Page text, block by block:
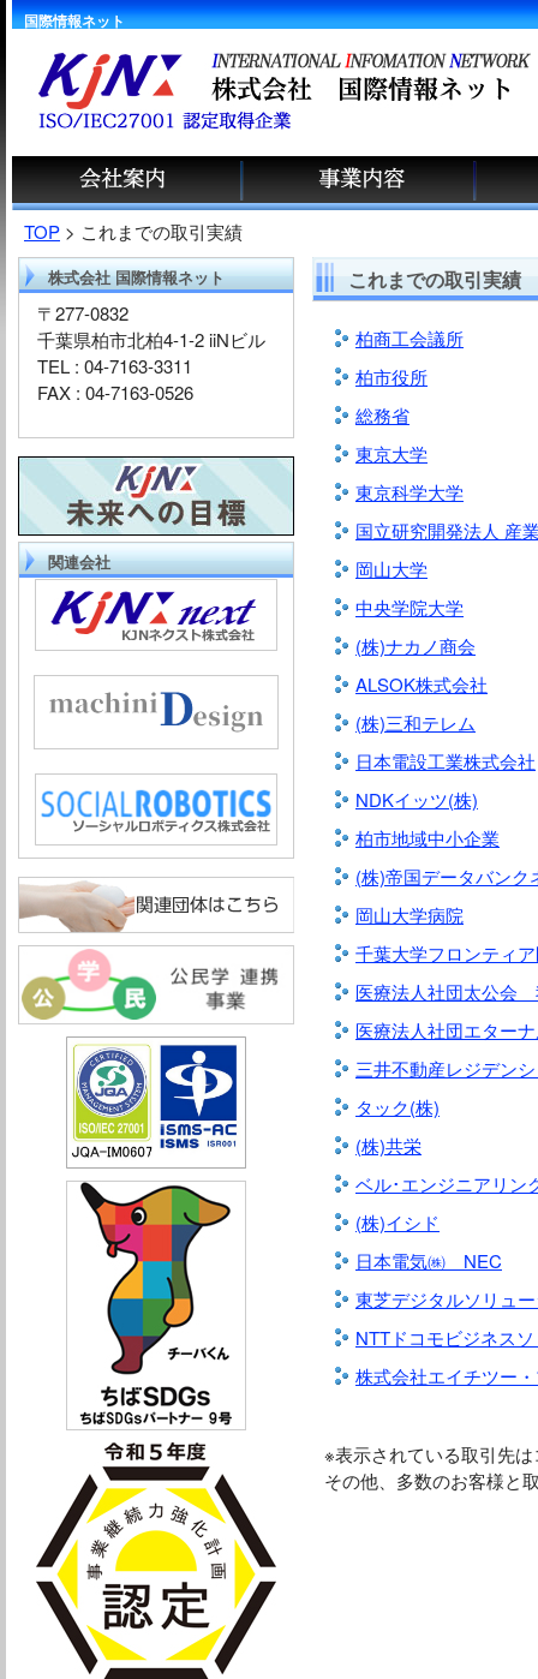
国際情報ネット
パ
ン
く
ず
リ
ス
ト
TOP > これまでの取引実績
株式会社 国際情報ネット
〒277-0832
千葉県柏市北柏4-1-2 iiNビル
TEL : 04-7163-3311
FAX : 04-7163-0526
関連会社
これまでの取引実績
柏商工会議所
柏市役所
総務省
東京大学
東京科学大学
国立研究開発法人 産
岡山大学
中央学院大学
(株)ナカノ商会
ALSOK株式会社
(株)三和テレム
日本電設工業株式会社
NDKイッツ(株)
柏市地域中小企業
(株)帝国データバン
岡山大学病院
千葉大学フロンティ
医療法人社団太公会
医療法人社団エター
三井不動産レジデン
タック(株)
(株)共栄
ベル･エンジニアリン
(株)イシド
日本電気㈱ NEC
東芝デジタルソリュ
NTTドコモビジネス
株式会社エイチツー
※表示されている取引先
その他、多数のお客様と